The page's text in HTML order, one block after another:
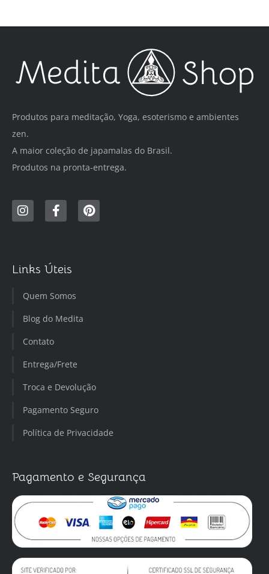
Produtos para meditação, Yoga, esoterismo e ambientes
zen.
A maior coleção de japamalas do Brasil.
Produtos na pronta-entrega.
Links Úteis
Quem Somos
Blog do Medita
Contato
Entrega/Frete
Troca e Devolução
Pagamento Seguro
Política de Privacidade
Pagamento e Segurança